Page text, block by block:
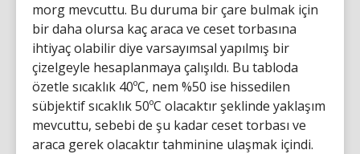
morg mevcuttu. Bu duruma bir çare bulmak için
bir daha olursa kaç araca ve ceset torbasına
ihtiyaç olabilir diye varsayımsal yapılmış bir
çizelgeyle hesaplanmaya çalışıldı. Bu tabloda
özetle sıcaklık 40ºC, nem %50 ise hissedilen
sübjektif sıcaklık 50ºC olacaktır şeklinde yaklaşım
mevcuttu, sebebi de şu kadar ceset torbası ve
araca gerek olacaktır tahminine ulaşmak içindi.